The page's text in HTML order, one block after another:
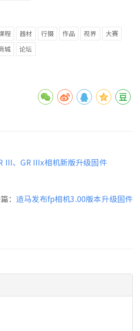
程 器材 行摄 作品 视界
大赛
城 论坛
III、GR IIIx相机新版升级固件
：适马发布fp相机3.00版本升级固件